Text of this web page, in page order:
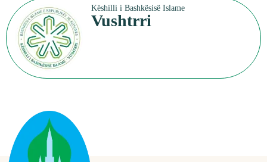
Këshilli i Bashkësisë Islame
Vushtrri